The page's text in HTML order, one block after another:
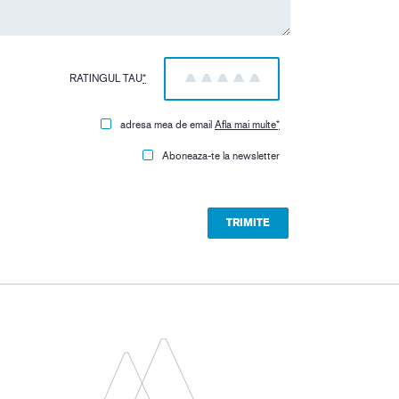
RATINGUL TAU* 5
4
3
2
1
adresa mea de emailAfla mai multe*
Aboneaza-te la newsletter